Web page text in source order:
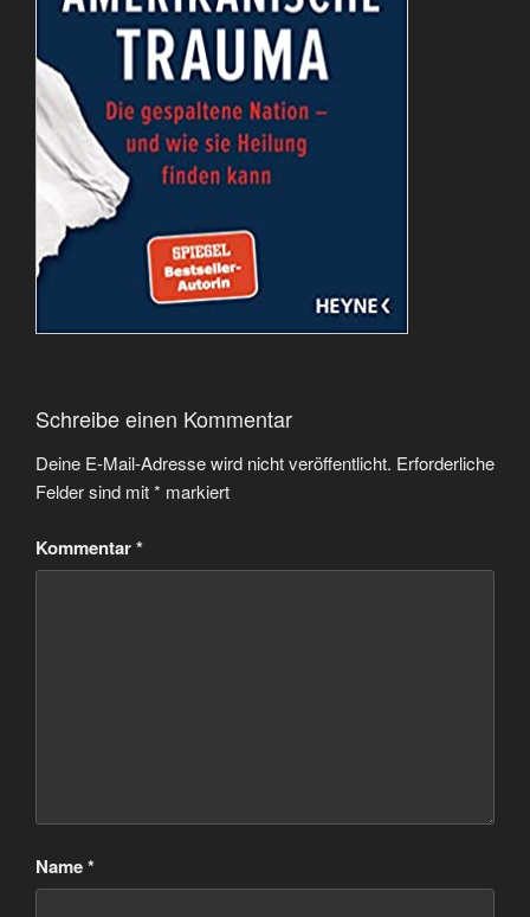
Schreibe einen Kommentar
Deine E-Mail-Adresse wird nicht veröffentlicht. Erforderliche
Felder sind mit* markiert
Kommentar*
Name*